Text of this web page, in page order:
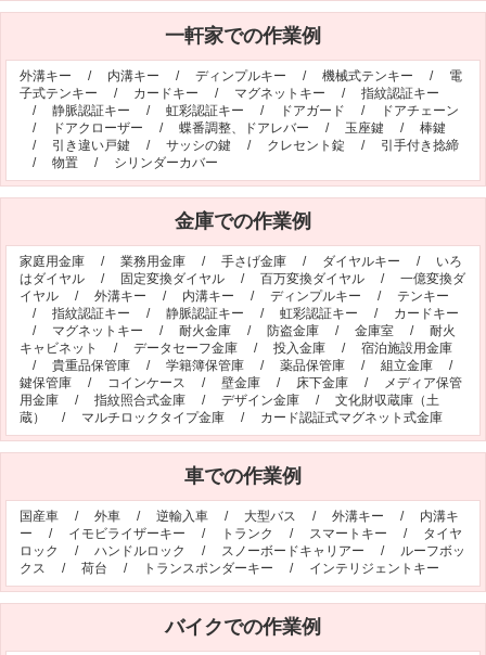
TV出演実績 法人向け提携サービス
セキュリティアドバイザーの紹介 地域貢献活動
公式キャラクター紹介 お知らせ
お問合せフォーム 鍵のレスキューにご意見
登録商標 プライバシーポリシー
特定商取引法上の表記
一軒家での作業例
外溝キー / 内溝キー / ディンプルキー / 機械式テンキー / 電
子式テンキー / カードキー / マグネットキー / 指紋認証キー
/ 静脈認証キー / 虹彩認証キー / ドアガード /
ドアチェーン
/
ドアクローザー / 蝶番調整、ドアレバー / 玉座鍵 / 棒鍵
/ 引き違い戸鍵 / サッシの鍵 / クレセント錠 / 引手付き捻締
/ 物置 / シリンダーカバー
金庫での作業例
家庭用金庫 / 業務用金庫 / 手さげ金庫 / ダイヤルキー / いろ
はダイヤル / 固定変換ダイヤル / 百万変換ダイヤル / 一億変換ダ
イヤル / 外溝キー / 内溝キー / ディンプルキー / テンキー
/ 指紋認証キー / 静脈認証キー / 虹彩認証キー / カードキー
/ マグネットキー / 耐火金庫 / 防盗金庫 / 金庫室 / 耐火
キャビネット
/ データセーフ金庫 / 投入金庫 / 宿泊施設用金庫
/ 貴重品保管庫 / 学籍簿保管庫 / 薬品保管庫 / 組立金庫 /
鍵保管庫 / コインケース / 壁金庫 / 床下金庫 /
メディア保管
用金庫 / 指紋照合式金庫 / デザイン金庫 / 文化財収蔵庫（土
蔵）
/ マルチロックタイプ金庫 / カード認証式マグネット式金庫
車での作業例
国産車 / 外車 / 逆輸入車 / 大型バス / 外溝キー / 内溝キ
ー / イモビライザーキー / トランク / スマートキー / タイヤ
ロック
/ ハンドルロック / スノーボードキャリアー / ルーフボッ
クス / 荷台 / トランスポンダーキー / インテリジェントキー
バイクでの作業例